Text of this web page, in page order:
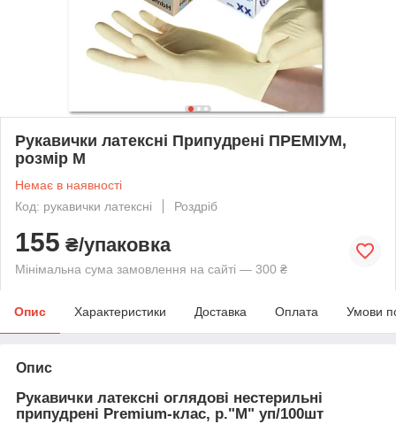
Рукавички латексні Припудрені ПРЕМІУМ,
розмір М
Немає в наявності
Код: рукавички латексні
Роздріб
155 ₴/упаковка
Мінімальна сума замовлення на сайті — 300 ₴
Опис Характеристики Доставка Оплата Умови
Опис
Рукавички латексні оглядові нестерильні
припудрені Premium-клас, р."М" уп/100шт